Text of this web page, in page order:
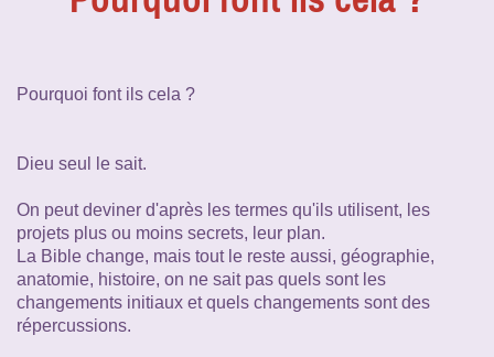
Pourquoi font ils cela ?
Dieu seul le sait.
On peut deviner d'après les termes qu'ils utilisent, les
projets plus ou moins secrets, leur plan.
La Bible change, mais tout le reste aussi, géographie,
anatomie, histoire, on ne sait pas quels sont les
changements initiaux et quels changements sont des
répercussions.